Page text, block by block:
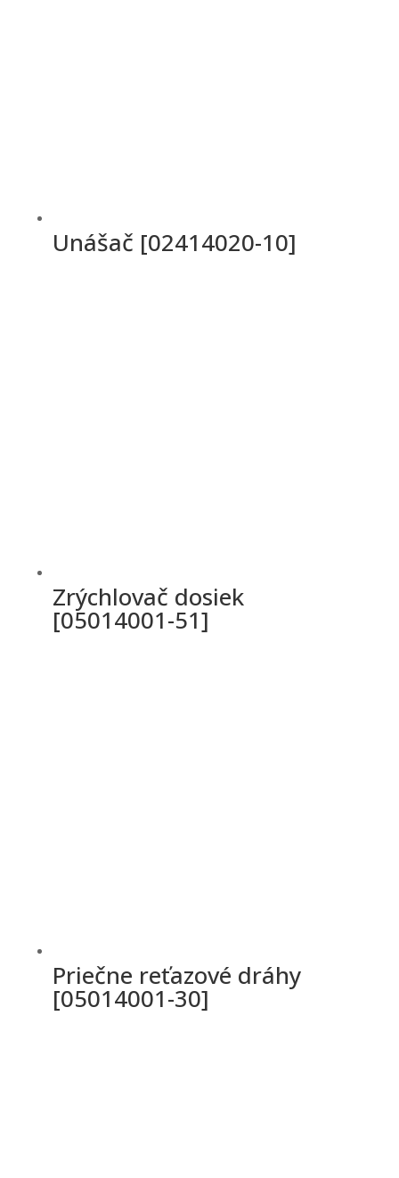
Unášač [02414020-10]
Zrýchlovač dosiek
[05014001-51]
Priečne reťazové dráhy
[05014001-30]